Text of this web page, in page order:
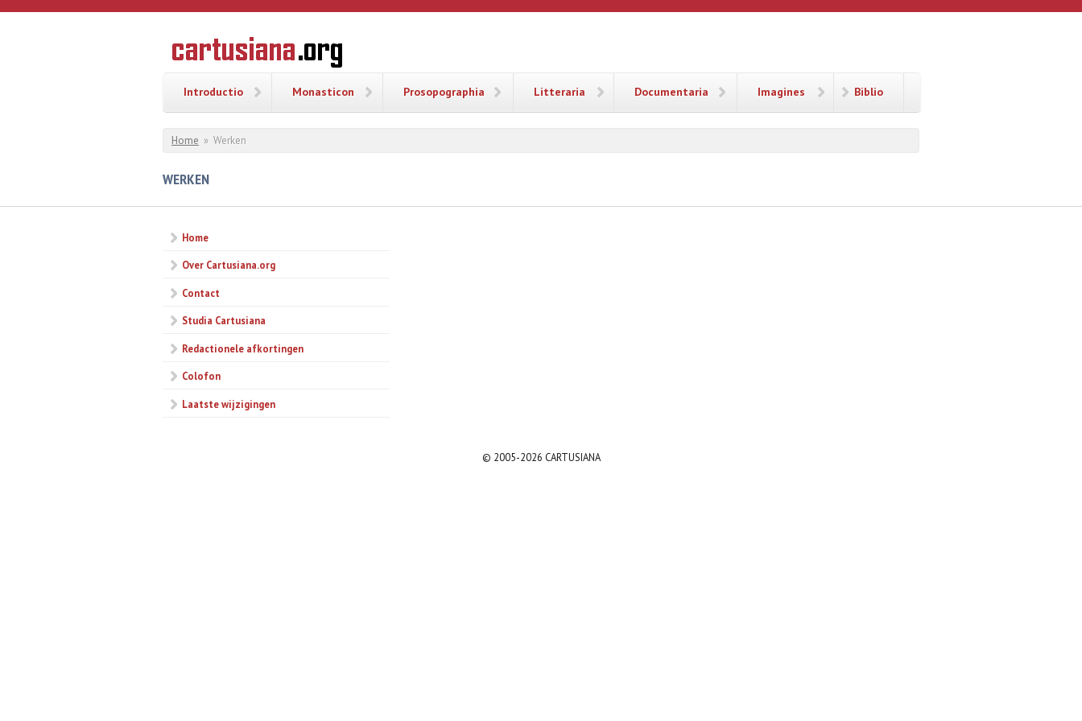
Overslaan en naar de inhoud gaan
CARTUSIANA
Geschiedenis
van de
Introductio Monasticon Prosopographia Litteraria Documentaria Imagines Biblio
U bent hier
Home » Werken
WERKEN
Home
Over Cartusiana.org
Contact
Studia Cartusiana
Redactionele afkortingen
Colofon
Laatste wijzigingen
© 2005-2026 CARTUSIANA